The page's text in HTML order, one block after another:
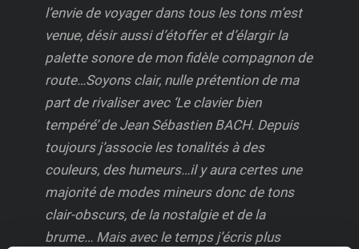
l’envie de voyager dans tous les tons m’est
venue, désir aussi d’étoffer et d’élargir la
palette sonore de mon fidèle compagnon de
route…Soyons clair, nulle prétention de ma
part de rivaliser avec ‘Le clavier bien
tempéré’ de JeanSébastien BACH. Depuis
toujours j’associe les tonalités à des
couleurs, des humeurs…il y aura certes une
majorité de modes mineurs donc de tons
clair-obscurs, de la nostalgie et de la
brume… Mais avec le temps j’écris plus